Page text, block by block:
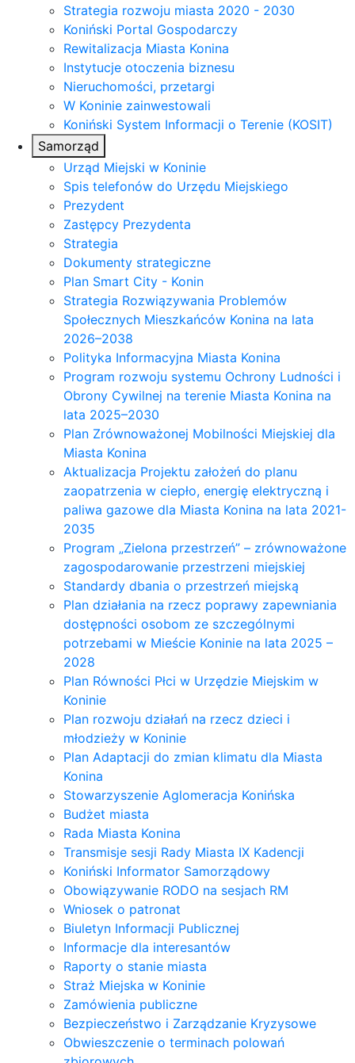
Strategia rozwoju miasta 2020 - 2030
Koniński Portal Gospodarczy
Rewitalizacja Miasta Konina
Instytucje otoczenia biznesu
Nieruchomości, przetargi
W Koninie zainwestowali
Koniński System Informacji o Terenie (KOSIT)
Samorząd
Urząd Miejski w Koninie
Spis telefonów do Urzędu Miejskiego
Prezydent
Zastępcy Prezydenta
Strategia
Dokumenty strategiczne
Plan Smart City - Konin
Strategia Rozwiązywania Problemów
Społecznych Mieszkańców Konina na lata
2026–2038
Polityka Informacyjna Miasta Konina
Program rozwoju systemu Ochrony Ludności i
Obrony Cywilnej na terenie Miasta Konina na
lata 2025–2030
Plan Zrównoważonej Mobilności Miejskiej dla
Miasta Konina
Aktualizacja Projektu założeń do planu
zaopatrzenia w ciepło, energię elektryczną i
paliwa gazowe dla Miasta Konina na lata 2021-
2035
Program „Zielona przestrzeń” – zrównoważone
zagospodarowanie przestrzeni miejskiej
Standardy dbania o przestrzeń miejską
Plan działania na rzecz poprawy zapewniania
dostępności osobom ze szczególnymi
potrzebami w Mieście Koninie na lata 2025 –
2028
Plan Równości Płci w Urzędzie Miejskim w
Koninie
Plan rozwoju działań na rzecz dzieci i
młodzieży w Koninie
Plan Adaptacji do zmian klimatu dla Miasta
Konina
Stowarzyszenie Aglomeracja Konińska
Budżet miasta
Rada Miasta Konina
Transmisje sesji Rady Miasta IX Kadencji
Koniński Informator Samorządowy
Obowiązywanie RODO na sesjach RM
Wniosek o patronat
Biuletyn Informacji Publicznej
Informacje dla interesantów
Raporty o stanie miasta
Straż Miejska w Koninie
Zamówienia publiczne
Bezpieczeństwo i Zarządzanie Kryzysowe
Obwieszczenie o terminach polowań